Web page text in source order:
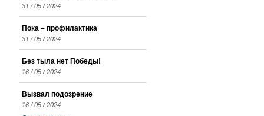
31 / 05 / 2024
Пока – профилактика
31 / 05 / 2024
Без тыла нет Победы!
16 / 05 / 2024
Вызвал подозрение
16 / 05 / 2024